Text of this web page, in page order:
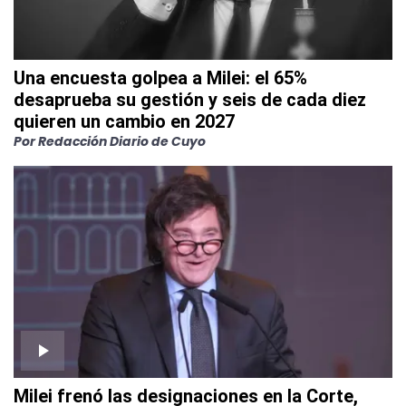
Una encuesta golpea a Milei: el 65%
desaprueba su gestión y seis de cada diez
quieren un cambio en 2027
Por Redacción Diario de Cuyo
Milei frenó las designaciones en la Corte,